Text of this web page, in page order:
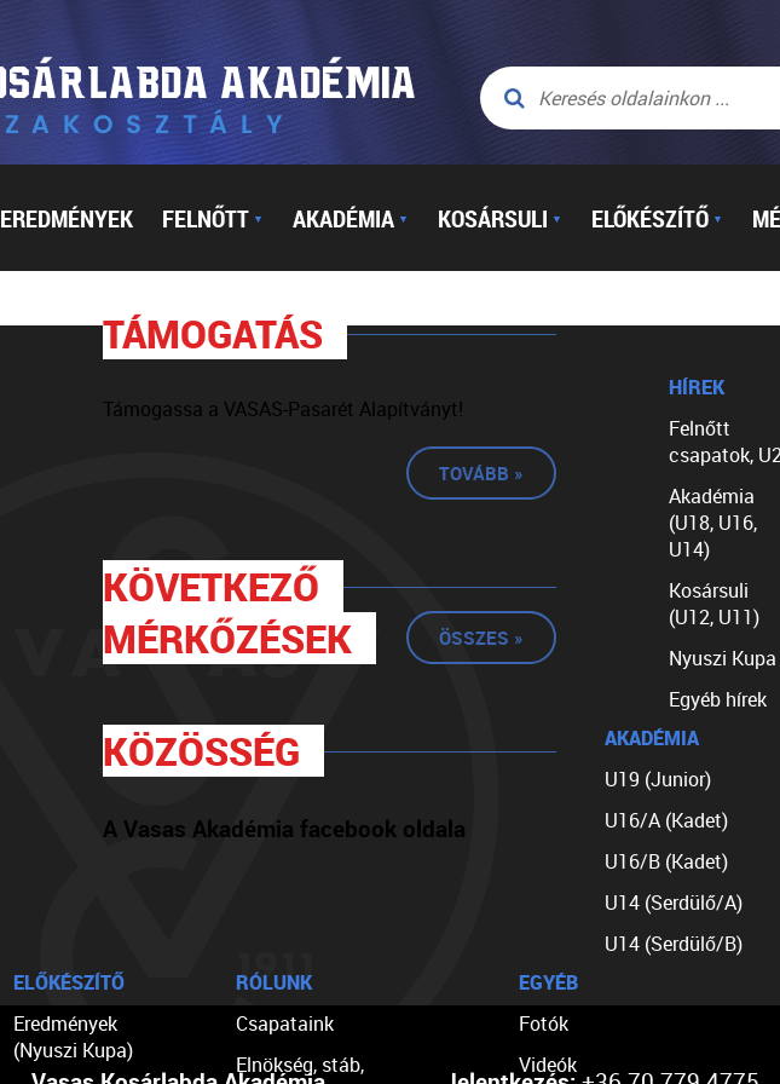
EREDMÉNYEK FELNŐTT ▼ AKADÉMIA ▼ KOSÁRSULI ▼ ELŐKÉSZÍTŐ ▼
TÁMOGATÁS
Támogassa a VASAS-Pasarét Alapítványt!
TOVÁBB »
KÖVETKEZŐ
MÉRKŐZÉSEK
ÖSSZES »
KÖZÖSSÉG
A Vasas Akadémia facebook oldala
HÍREK
Felnőtt
csapatok,
Akadémia
(U18, U16,
U14)
Kosársuli
(U12, U11)
Nyuszi Kupa
Egyéb hírek
AKADÉMIA
U19 (Junior)
U16/A (Kadet)
U16/B (Kadet)
U14 (Serdülő/A)
U14 (Serdülő/B)
ELŐKÉSZÍTŐ
Eredmények
(Nyuszi Kupa)
RÓLUNK
Csapataink
Elnökség, stáb,
EGYÉB
Fotók
Videók